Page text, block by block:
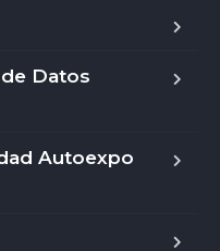
Datos
Autoexpo